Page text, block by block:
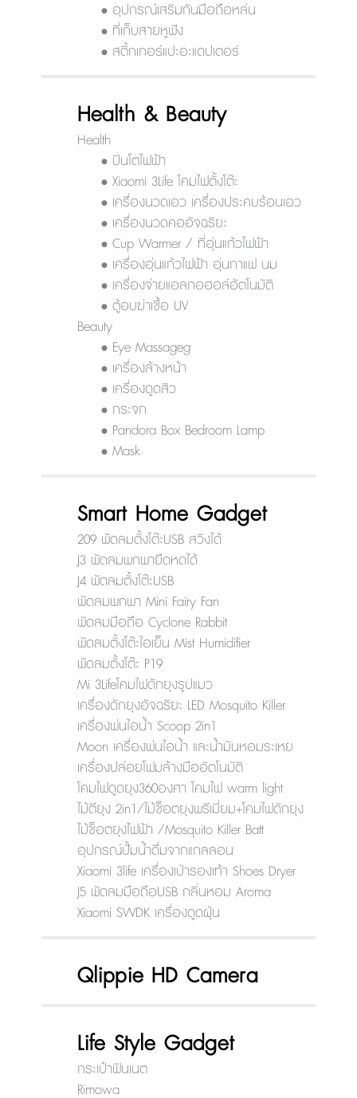
• อุปกรณ์เสริมกันมือถือหล่น
• ที่เก็บสายหูฟัง
• สติ้กเกอร์แปะอะแดปเตอร์
Health & Beauty
Health
• ปิ่นโตไฟฟ้า
• Xiaomi 3Life โคมไฟตั้งโต๊ะ
• เครื่องนวดเอว เครื่องประคบร้อนเอว
• เครื่องนวดคออัจฉริยะ
• Cup Warmer / ที่อุ่นแก้วไฟฟ้า
• เครื่องอุ่นแก้วไฟฟ้า อุ่นกาแฟ นม
• เครื่องจ่ายแอลกอฮอล์อัตโนมัติ
• ตู้อบฆ่าเชื้อ UV
Beauty
• Eye Massageg
• เครื่องล้างหน้า
• เครื่องดูดสิว
• กระจก
• Pandora Box Bedroom Lamp
• Mask
Smart Home Gadget
209 พัดลมตั้งโต๊ะUSB สวิงได้
J3 พัดลมพกพายืดหดได้
J4 พัดลมตั้งโต๊ะUSB
พัดลมพกพา Mini Fairy Fan
พัดลมมือถือ Cyclone Rabbit
พัดลมตั้งโต๊ะไอเย็น Mist Humidifier
พัดลมตั้งโต๊ะ P19
Mi 3Lifeโคมไฟดักยุงรูปแมว
เครื่องดักยุงอัจฉริยะ LED Mosquito Killer
เครื่องพ่นไอน้ำ Scoop 2in1
Moon เครื่องพ่นไอน้ำ และน้ำมันหอมระเหย
เครื่องปล่อยโฟมล้างมืออัตโนมัติ
โคมไฟดูดยุง360องศา โคมไฟ warm light
ไม้ตียุง 2in1/ไม้ช็อตยุงพรีเมี่ยม+โคมไฟดักยุง
ไม้ช็อตยุงไฟฟ้า /Mosquito Killer Batt
อุปกรณ์ปั้มน้ำดื่มจากแกลลอน
Xiaomi 3life เครื่องเป่ารองเท้า Shoes Dryer
J5 พัดลมมือถือUSB กลิ่นหอม Aroma
Xiaomi SWDK เครื่องดูดฝุ่น
Qlippie HD Camera
Life Style Gadget
กระเป๋าฟินเนต
Rimowa